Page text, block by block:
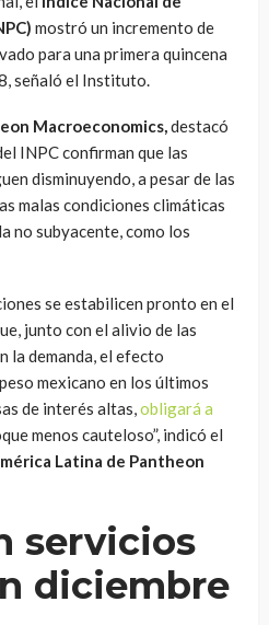
mostró un incremento de
para una primera quincena
señaló el Instituto.
Macroeconomics,destacó
INPC confirman que las
disminuyendo, a pesar de las
malas condiciones climáticas
no subyacente, como los
se estabilicen pronto en el
junto con el alivio de las
la demanda, el efecto
mexicano en los últimos
de interés altas,obligará a
menos cauteloso”, indicó el
Latina de Pantheon
servicios
diciembre